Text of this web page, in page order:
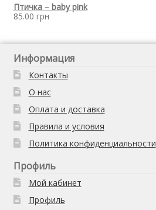
Птичка – baby pink
85.00 грн
Информация
Контакты
О нас
Оплата и доставка
Правила и условия
Политика конфиденциальности
Профиль
Мой кабинет
Профиль